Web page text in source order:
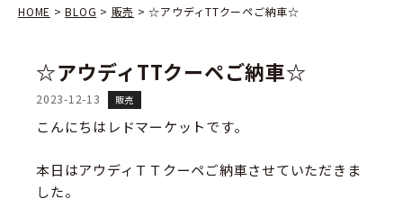
HOME >BLOG > 販売 >☆アウディTTクーペご納車☆
☆アウディTTクーペご納車☆
2023-12-13 販売
こんにちはレドマーケットです。
本日はアウディＴＴクーペご納車させていただきま
した。